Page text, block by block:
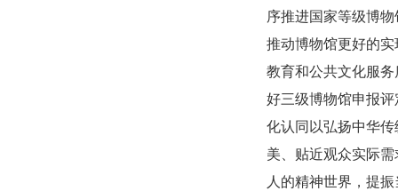
序推进国家等级博
推动博物馆更好的
教育和公共文化服
好三级博物馆申报
化认同以弘扬中华
美、贴近观众实际
人的精神世界，提